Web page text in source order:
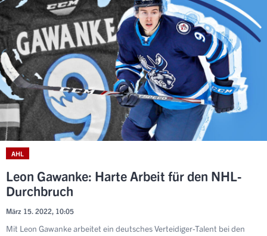
AHL
Leon Gawanke: Harte Arbeit für den NHL-
Durchbruch
März 15. 2022, 10:05
Mit Leon Gawanke arbeitet ein deutsches Verteidiger-Talent bei den